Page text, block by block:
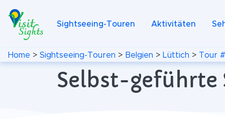
Sightseeing-Touren Aktivitäten
Home > Sightseeing-Touren > Belgien > Lüttich > Tour
Selbst-geführte